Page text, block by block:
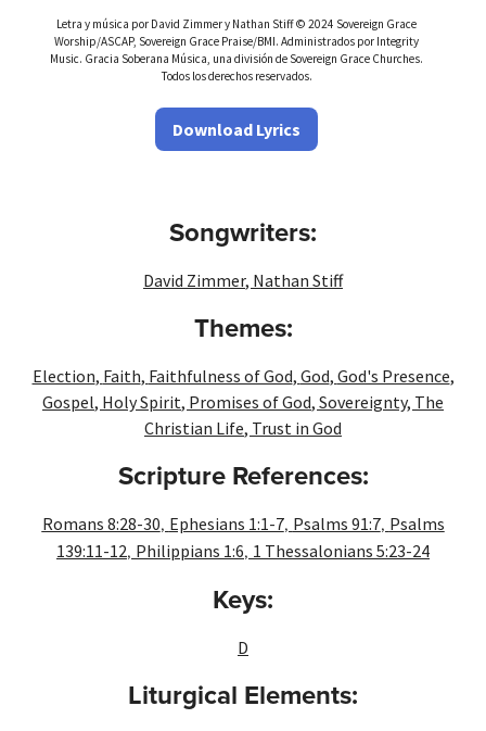
Letra y música por David Zimmer y Nathan Stiff © 2024 Sovereign Grace
Worship/ASCAP, Sovereign Grace Praise/BMI. Administrados por Integrity
Music. Gracia Soberana Música, una división de Sovereign Grace Churches.
Todos los derechos reservados.
Download Lyrics
Songwriters:
David Zimmer, Nathan Stiff
Themes:
Election, Faith, Faithfulness of God, God, God's Presence,
Gospel, Holy Spirit, Promises of God, Sovereignty, The
Christian Life, Trust in God
Scripture References:
Romans 8:28-30, Ephesians 1:1-7, Psalms 91:7, Psalms
139:11-12, Philippians 1:6, 1 Thessalonians 5:23-24
Keys:
D
Liturgical Elements: